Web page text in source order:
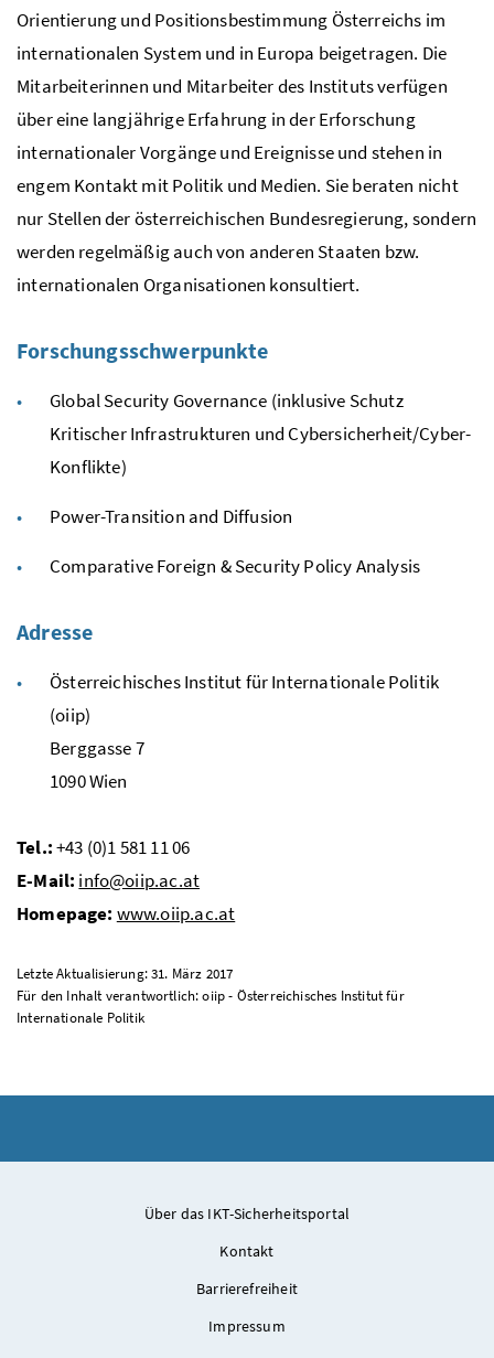
Orientierung und Positionsbestimmung Österreichs im
internationalen System und in Europa beigetragen. Die
Mitarbeiterinnen und Mitarbeiter des Instituts verfügen
über eine langjährige Erfahrung in der Erforschung
internationaler Vorgänge und Ereignisse und stehen in
engem Kontakt mit Politik und Medien. Sie beraten nicht
nur Stellen der österreichischen Bundesregierung, sondern
werden regelmäßig auch von anderen Staaten bzw.
internationalen Organisationen konsultiert.
Forschungsschwerpunkte
Global Security Governance (inklusive Schutz
Kritischer Infrastrukturen und Cybersicherheit/Cyber-
Konflikte)
Power-Transition and Diffusion
Comparative Foreign & Security Policy Analysis
Adresse
Österreichisches Institut für Internationale Politik
(oiip)
Berggasse 7
1090 Wien
Tel.:+43 (0)1 581 11 06
E-Mail: info@oiip.ac.at
Homepage: www.oiip.ac.at
Letzte Aktualisierung: 31. März 2017
Für den Inhalt verantwortlich: oiip - Österreichisches Institut für
Internationale Politik
Über das IKT-Sicherheitsportal
Kontakt
Barrierefreiheit
Impressum